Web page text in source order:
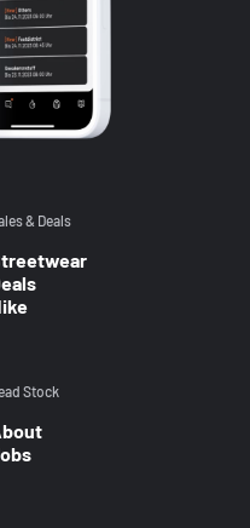
& Deals
Stock